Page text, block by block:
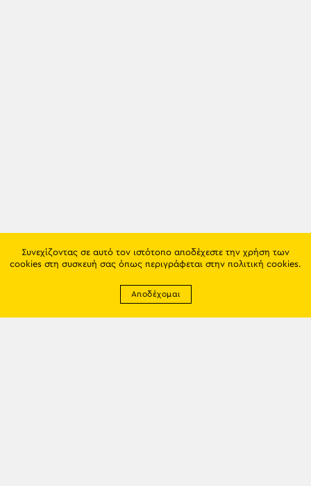
Συνεχίζοντας σε αυτό τον ιστότοπο αποδέχεστε την χρήση των
cookies στη συσκευή σας όπως περιγράφεται στην πολιτική cookies.
Αποδέχομαι